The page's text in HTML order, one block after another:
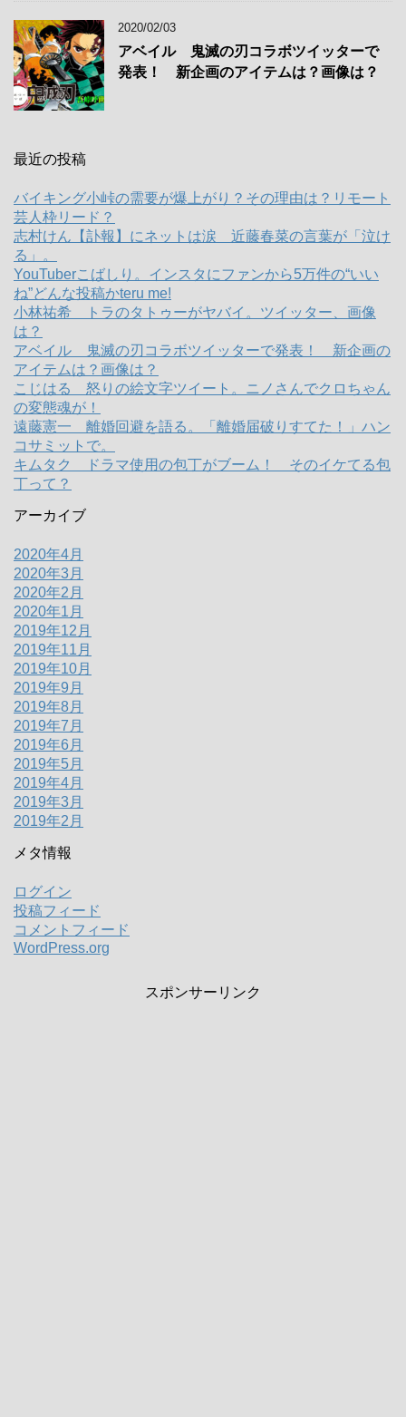
2020/02/03
アベイル 鬼滅の刃コラボツイッターで
発表！ 新企画のアイテムは？画像は？
最近の投稿
バイキング小峠の需要が爆上がり？その理由は？リモート
芸人枠リード？
志村けん【訃報】にネットは涙 近藤春菜の言葉が「泣け
る」。
YouTuberこばしり。インスタにファンから5万件の“いい
ね”どんな投稿かteru me!
小林祐希 トラのタトゥーがヤバイ。ツイッター、画像
は？
アベイル 鬼滅の刃コラボツイッターで発表！ 新企画の
アイテムは？画像は？
こじはる 怒りの絵文字ツイート。ニノさんでクロちゃん
の変態魂が！
遠藤憲一 離婚回避を語る。「離婚届破りすてた！」ハン
コサミットで。
キムタク ドラマ使用の包丁がブーム！ そのイケてる包
丁って？
アーカイブ
2020年4月
2020年3月
2020年2月
2020年1月
2019年12月
2019年11月
2019年10月
2019年9月
2019年8月
2019年7月
2019年6月
2019年5月
2019年4月
2019年3月
2019年2月
メタ情報
ログイン
投稿フィード
コメントフィード
WordPress.org
スポンサーリンク